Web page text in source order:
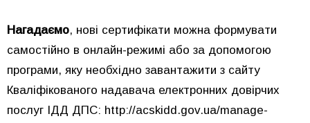
Нагадаємо, нові сертифікати можна формувати
самостійно в онлайн-режимі або за допомогою
програми, яку необхідно завантажити з сайту
Кваліфікованого надавача електронних довірчих
послуг ІДД ДПС: http://acskidd.gov.ua/manage-